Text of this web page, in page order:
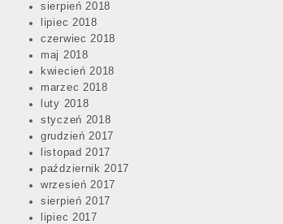
sierpień 2018
lipiec 2018
czerwiec 2018
maj 2018
kwiecień 2018
marzec 2018
luty 2018
styczeń 2018
grudzień 2017
listopad 2017
październik 2017
wrzesień 2017
sierpień 2017
lipiec 2017